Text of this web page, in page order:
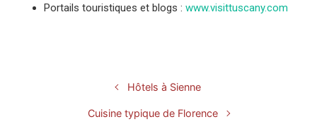
Portails touristiques et blogs : www.visittuscany.com
Hôtels à Sienne
Cuisine typique de Florence